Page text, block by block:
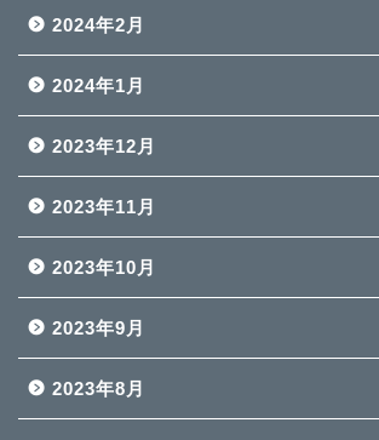
2024年2月
2024年1月
2023年12月
2023年11月
2023年10月
2023年9月
2023年8月